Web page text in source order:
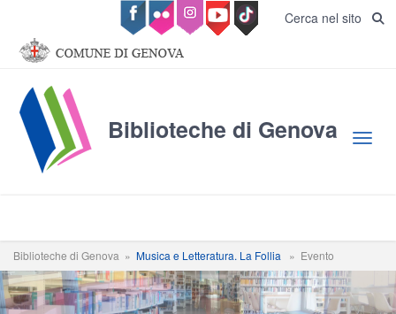
Salta al contenuto principale Cerca nel sito
Biblioteche di Genova
Biblioteche di Genova » Musica e Letteratura. La Follia » Evento